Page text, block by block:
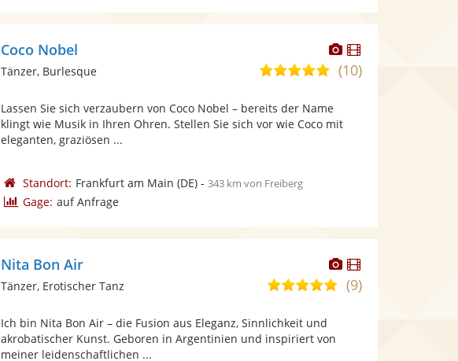
Dieser
Künstler
stellt
Dieser
Künstler
Coco Nobel
5,0
5
Sternen
(10)
Tänzer, Burlesque
Lassen Sie sich verzaubern von Coco Nobel – bereits der Name
klingt wie Musik in Ihren Ohren. Stellen Sie sich vor wie Coco mit
eleganten, graziösen ...
Standort: Frankfurt am Main (DE)- 343 km von Freiberg
Gage: auf Anfrage
Dieser
Künstler
stellt
Dieser
Künstler
Nita Bon Air
4,8(9)
Tänzer, Erotischer Tanz
Ich bin Nita Bon Air – die Fusion aus Eleganz, Sinnlichkeit und
akrobatischer Kunst. Geboren in Argentinien und inspiriert von
meiner leidenschaftlichen ...